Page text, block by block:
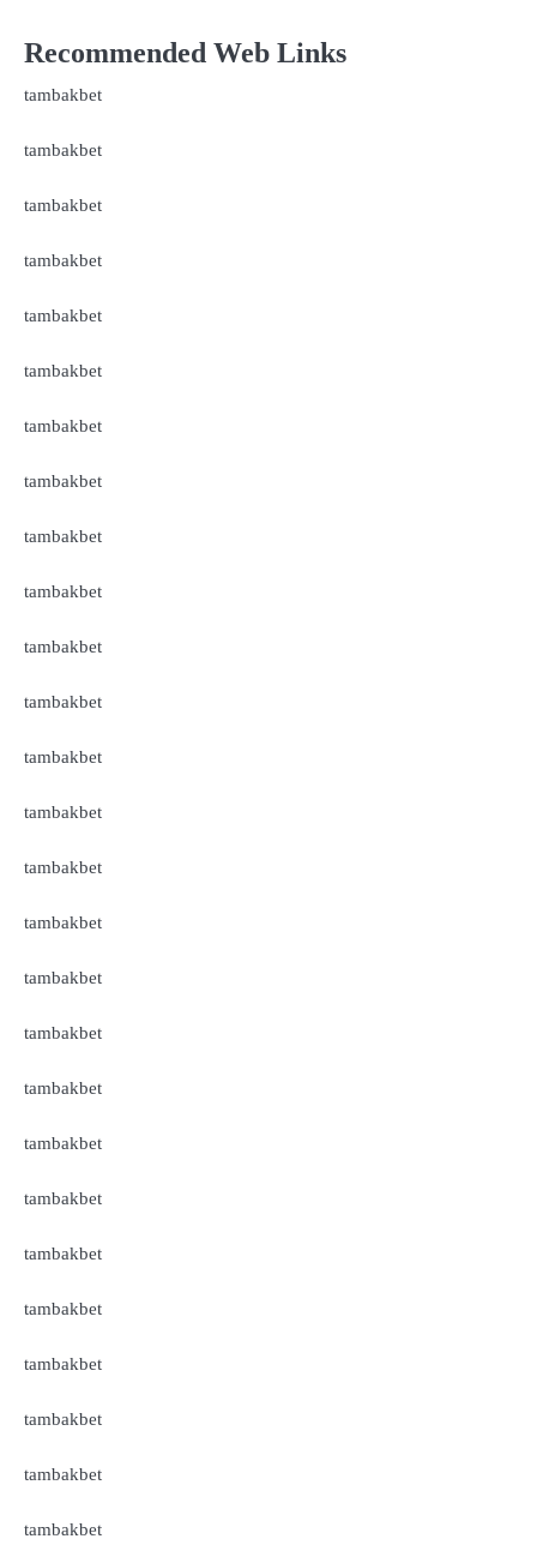
Recommended Web Links
tambakbet
tambakbet
tambakbet
tambakbet
tambakbet
tambakbet
tambakbet
tambakbet
tambakbet
tambakbet
tambakbet
tambakbet
tambakbet
tambakbet
tambakbet
tambakbet
tambakbet
tambakbet
tambakbet
tambakbet
tambakbet
tambakbet
tambakbet
tambakbet
tambakbet
tambakbet
tambakbet